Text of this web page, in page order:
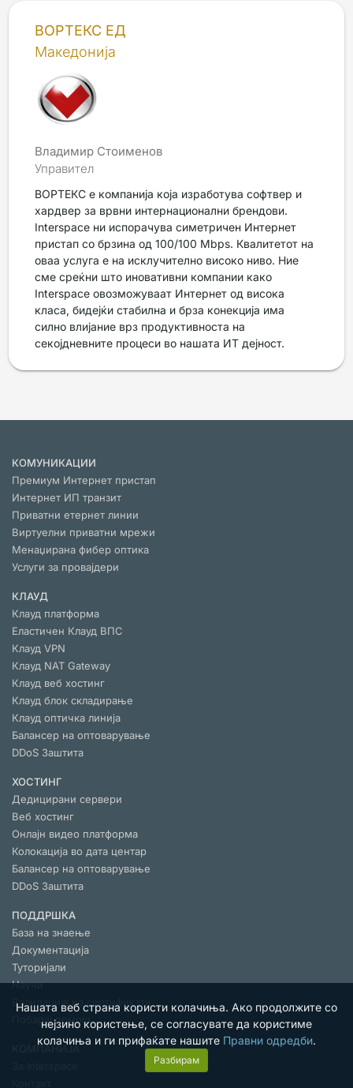
ВОРТЕКС ЕД
Македонија
Владимир Стоименов
Управител
ВОРТЕКС е компанија која изработува софтвер и
хардвер за врвни интернационални брендови.
Interspace ни испорачува симетричен Интернет
пристап со брзина од 100/100 Mbps. Квалитетот на
оваа услуга е на исклучително високо ниво. Ние
сме среќни што иновативни компании како
Interspace овозможуваат Интернет од висока
класа, бидејќи стабилна и брза конекција има
силно влијание врз продуктивноста на
секојдневните процеси во нашата ИТ дејност.
КОМУНИКАЦИИ
Премиум Интернет пристап
Интернет ИП транзит
Приватни етернет линии
Виртуелни приватни мрежи
Менаџирана фибер оптика
Услуги за провајдери
КЛАУД
Клауд платформа
Еластичен Клауд ВПС
Клауд VPN
Клауд NAT Gateway
Клауд веб хостинг
Клауд блок складирање
Клауд оптичка линија
Балансер на оптоварување
DDoS Заштита
ХОСТИНГ
Дедицирани сервери
Веб хостинг
Онлајн видео платформа
Колокација во дата центар
Балансер на оптоварување
DDoS Заштита
ПОДДРШКА
База на знаење
Документација
Туторијали
Научи
Валидација на сертификaти
Побарај помош
КОМПАНИЈА
Нашата веб страна користи колачиња. Ако продолжите со
нејзино користење, се согласувате да користиме
колачиња и ги прифаќате нашите Правни одредби.
Разбирам